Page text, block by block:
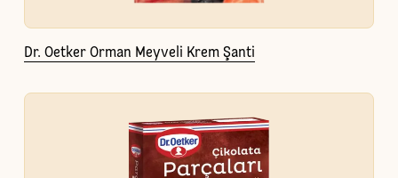
Dr. Oetker Orman Meyveli Krem Şanti